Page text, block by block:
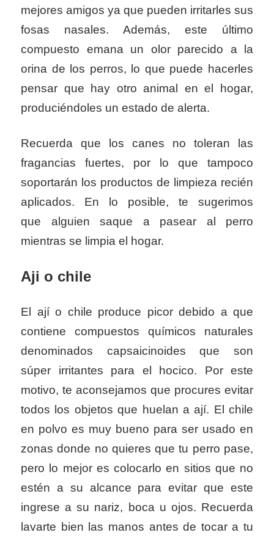
mejores amigos ya que pueden irritarles sus
fosas nasales. Además, este último
compuesto emana un olor parecido a la
orina de los perros, lo que puede hacerles
pensar que hay otro animal en el hogar,
produciéndoles un estado de alerta.
Recuerda que los canes no toleran las
fragancias fuertes, por lo que tampoco
soportarán los productos de limpieza recién
aplicados. En lo posible, te sugerimos
que alguien saque a pasear al perro
mientras se limpia el hogar.
Aji o chile
El ají o chile produce picor debido a que
contiene compuestos químicos naturales
denominados capsaicinoides que son
súper irritantes para el hocico. Por este
motivo, te aconsejamos que procures evitar
todos los objetos que huelan a ají­. El chile
en polvo es muy bueno para ser usado en
zonas donde no quieres que tu perro pase,
pero lo mejor es colocarlo en sitios que no
estén a su alcance para evitar que este
ingrese a su nariz, boca u ojos. Recuerda
lavarte bien las manos antes de tocar a tu